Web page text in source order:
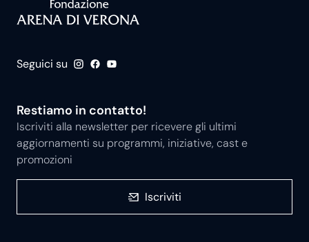
Seguici su
Restiamo in contatto!
Iscriviti alla newsletter per ricevere gli ultimi
aggiornamenti su programmi, iniziative, cast e
promozioni
Iscriviti